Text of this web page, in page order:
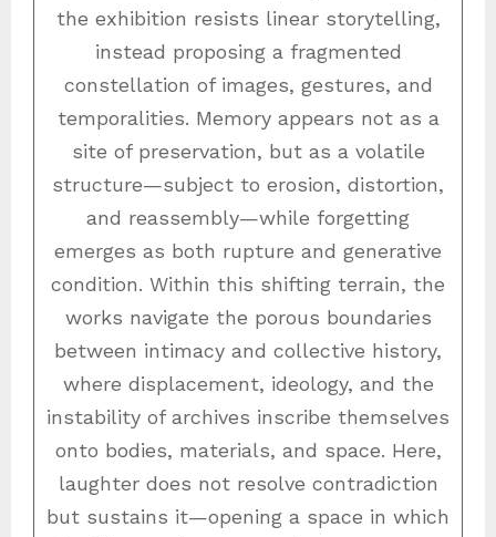
the exhibition resists linear storytelling,
instead proposing a fragmented
constellation of images, gestures, and
temporalities. Memory appears not as a
site of preservation, but as a volatile
structure—subject to erosion, distortion,
and reassembly—while forgetting
emerges as both rupture and generative
condition. Within this shifting terrain, the
works navigate the porous boundaries
between intimacy and collective history,
where displacement, ideology, and the
instability of archives inscribe themselves
onto bodies, materials, and space. Here,
laughter does not resolve contradiction
but sustains it—opening a space in which